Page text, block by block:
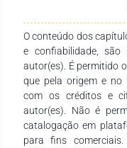
Expressamos
empenho,
finalização desta obra.
um recurso
necessidades de
ensino e demais
O conteúdo dos
e confiabilidade, são
autor(es). É permitido
que pela origem e no
com os créditos e
autor(es). Não é
catalogação em
para fins